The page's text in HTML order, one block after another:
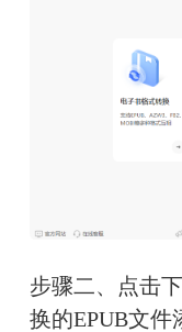
步骤二、点击
换的EPUB文件